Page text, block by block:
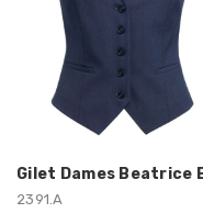
2391.A